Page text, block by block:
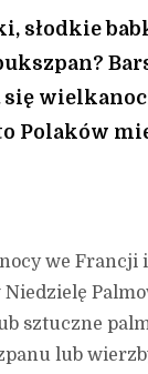
słodkie
Polaków
we Francji
sztuczne
lub